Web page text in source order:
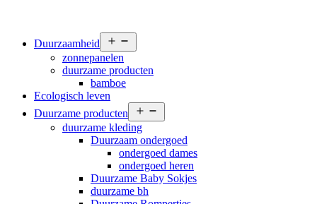
Duurzaamheid
menu
zonnepanelen
duurzame producten
bamboe
Ecologisch leven
Duurzame producten
menu
duurzame kleding
Duurzaam ondergoed
ondergoed dames
ondergoed heren
Duurzame Baby Sokjes
duurzame bh